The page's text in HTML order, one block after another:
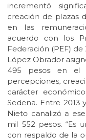
incrementó
creación de plazas
en las
acuerdo con los
Federación (PEF) de
López Obrador
495 pesos en el
percepciones,
carácter
Sedena. Entre 2013
Nieto canalizó a
mil 552 pesos. “Es
con respaldo de la